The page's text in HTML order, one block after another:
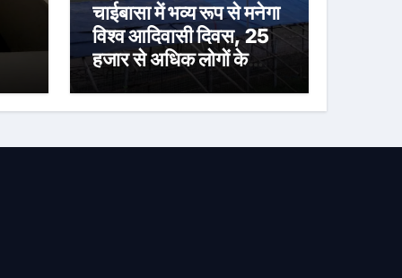
चाईबासा में भव्य रूप से मनेगा
विश्व आदिवासी दिवस, 25
हजार से अधिक लोगों के
जुटने की संभावना